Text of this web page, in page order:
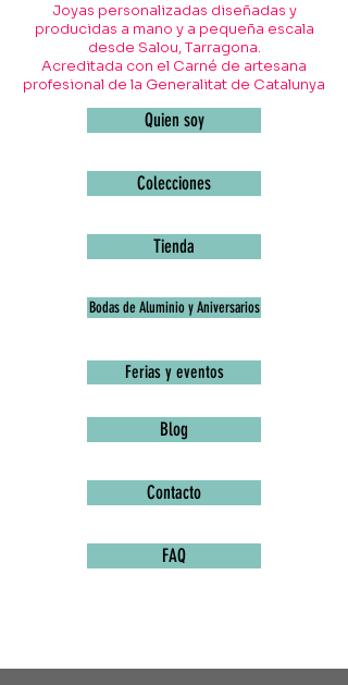
Joyas personalizadas diseñadas y
producidas a mano y a pequeña escala
desde Salou, Tarragona.
Acreditada con el Carné de artesana
profesional de la Generalitat de Catalunya
Quien soy
Colecciones
Tienda
Bodas de Aluminio y Aniversarios
Ferias y eventos
Blog
Contacto
FAQ